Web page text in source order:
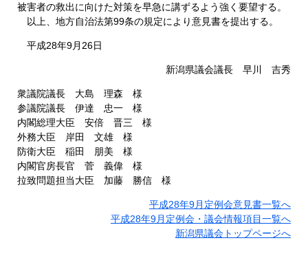
被害者の救出に向けた対策を早急に講ずるよう強く要望する。
以上、地方自治法第99条の規定により意見書を提出する。
平成28年9月26日
新潟県議会議長 早川 吉秀
衆議院議長 大島 理森 様
参議院議長 伊達 忠一 様
内閣総理大臣 安倍 晋三 様
外務大臣 岸田 文雄 様
防衛大臣 稲田 朋美 様
内閣官房長官 菅 義偉 様
拉致問題担当大臣 加藤 勝信 様
平成28年9月定例会意見書一覧へ
平成28年9月定例会・議会情報項目一覧へ
新潟県議会トップページへ